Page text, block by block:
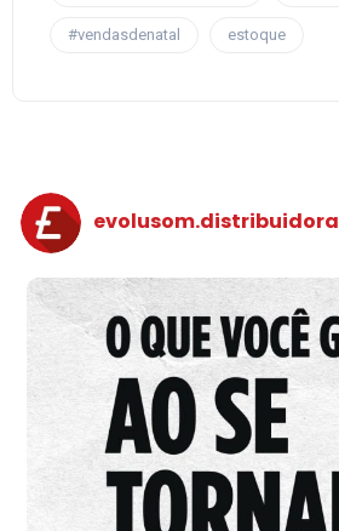
#vendasdenatal estoque
evolusom.distribuidora